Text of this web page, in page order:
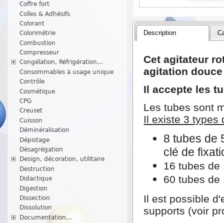
Coffre fort
Colles & Adhésifs
Colorant
Colorimétrie
Combustion
Compresseur
Congélation, Réfrigération...
Consommables à usage unique
Contrôle
Cosmétique
CPG
Creuset
Cuisson
Déminéralisation
Dépistage
Désagrégation
Design, décoration, utilitaire
Destruction
Didactique
Digestion
Dissection
Dissolution
Documentation...
Description
Cet agitateur
agitation
Il accepte les
Les tubes sont
Il existe 3 types
8 tubes de
clé de
16 tubes de
60 tubes de
Il est possible
supports (voir